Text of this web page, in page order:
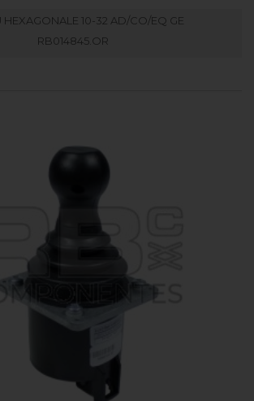
HEXAGONALE 10-32 AD/CO/EQ GE
RB014845.OR